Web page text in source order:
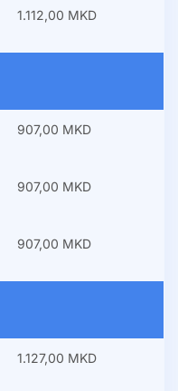
1.112,00 MKD
907,00 MKD
907,00 MKD
907,00 MKD
1.127,00 MKD